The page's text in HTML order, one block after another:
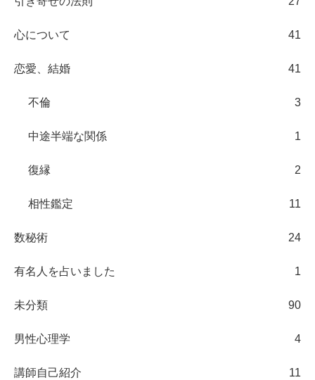
心について 41
恋愛、結婚 41
不倫 3
中途半端な関係 1
復縁 2
相性鑑定 11
数秘術 24
有名人を占いました 1
未分類 90
男性心理学 4
講師自己紹介 11